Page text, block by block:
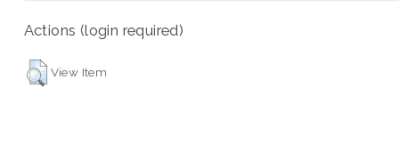
Actions (login required)
View Item